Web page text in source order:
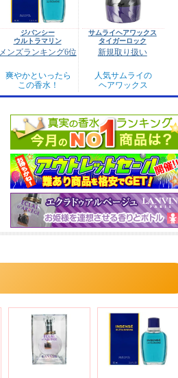
ジバンシー
ウルトラマリン
メンズランキング6位
爽やかといったら
この香水！
サムライヘアワックス
タイガーロック
新規取り扱い
人気サムライの
ヘアワックス